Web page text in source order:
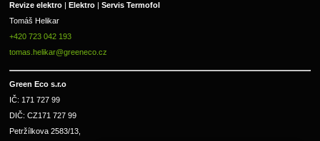
Revize elektro | Elektro | Servis Termofol
Tomáš Helikar
+420 723 042 193
tomas.helikar@greeneco.cz
Green Eco s.r.o
IČ: 171 727 99
DIČ: CZ171 727 99
Petržílkova 2583/13,